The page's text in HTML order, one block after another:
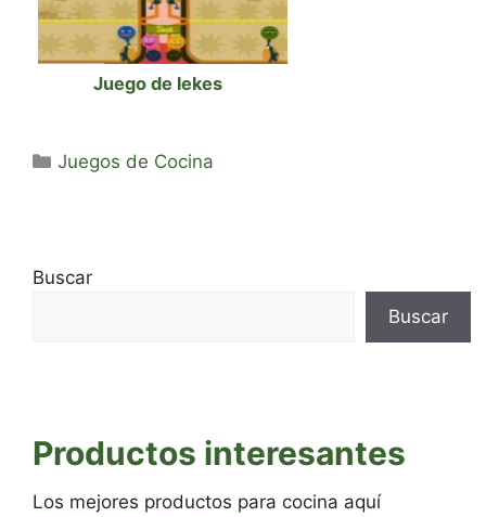
Juego de lekes
Categorías
Juegos de Cocina
Buscar
Buscar
Productos interesantes
Los mejores productos para cocina aquí